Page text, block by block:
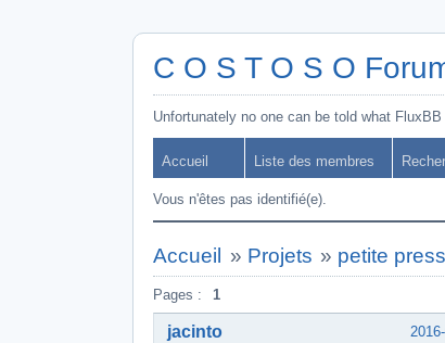
C O S T O S O
Unfortunately no one can be told what
Accueil Liste des membres
Vous n'êtes pas identifié(e).
Accueil » Projets » petite
Pages : 1
jacinto